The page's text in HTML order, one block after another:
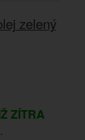
zelený
ZÍTRA